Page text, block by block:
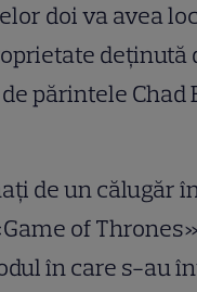
doi va avea
părintele Chad
de un călugăr
of
în care s-au